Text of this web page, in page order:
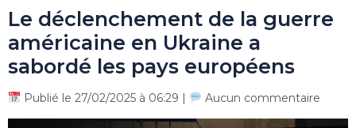
Le déclenchement de la guerre
américaine en Ukraine a
sabordé les pays européens
Publié le 27/02/2025 à 06:29 | Aucun commentaire